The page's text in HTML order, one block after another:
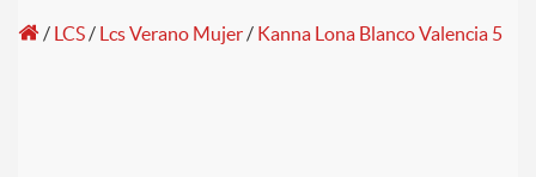
/ LCS/ Lcs Verano Mujer/ Kanna Lona Blanco Valencia 5